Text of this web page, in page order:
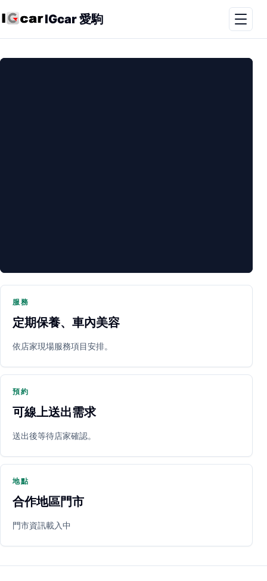
IGcar 愛駒
PARTNER SHOP
立即預約 開啟地圖 其他店家
服務
定期保養、車內美容
依店家現場服務項目安排。
預約
可線上送出需求
送出後等待店家確認。
地點
合作地區門市
門市資訊載入中